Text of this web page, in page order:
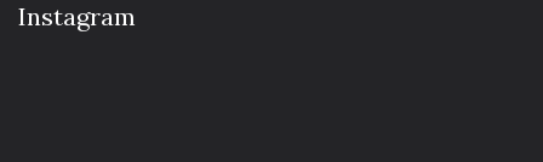
Instagram